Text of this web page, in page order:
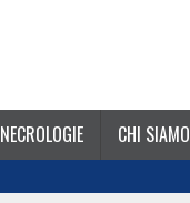
NECROLOGIE CHI SIAMO